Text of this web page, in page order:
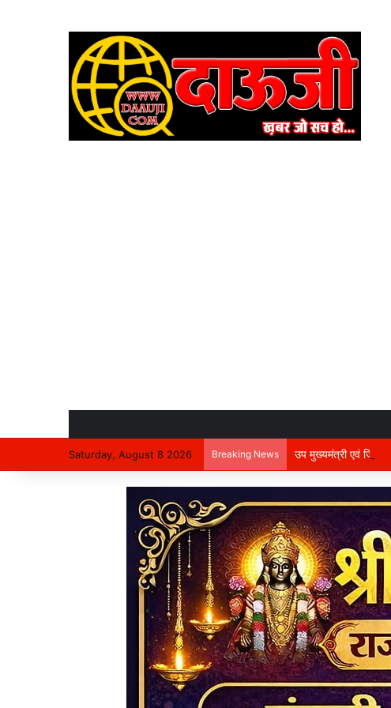
Saturday, August 8 2026 Breaking News उप मुख्यमंत्री एवं जिले के